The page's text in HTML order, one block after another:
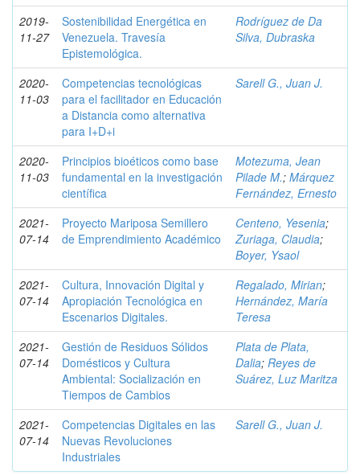
2019-
11-27
Sostenibilidad Energética en
Venezuela. Travesía
Epistemológica.
Rodríguez de Da
Silva, Dubraska
2020-
11-03
Competencias tecnológicas
para el facilitador en Educación
a Distancia como alternativa
para I+D+i
Sarell G., Juan J.
2020-
11-03
Principios bioéticos como base
fundamental en la investigación
científica
Motezuma, Jean
Pilade M.; Márquez
Fernández, Ernesto
2021-
07-14
Proyecto Mariposa Semillero
de Emprendimiento Académico
Centeno, Yesenia;
Zuriaga, Claudia;
Boyer, Ysaol
2021-
07-14
Cultura, Innovación Digital y
Apropiación Tecnológica en
Escenarios Digitales.
Regalado, Mirian;
Hernández, María
Teresa
2021-
07-14
Gestión de Residuos Sólidos
Domésticos y Cultura
Ambiental: Socialización en
Tiempos de Cambios
Plata de Plata,
Dalia; Reyes de
Suárez, Luz Maritza
2021-
07-14
Competencias Digitales en las
Nuevas Revoluciones
Industriales
Sarell G., Juan J.